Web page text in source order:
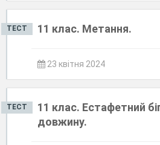
ТЕСТ 11 клас. Метання.
23 квітня 2024
ТЕСТ
11 клас. Естафетний
довжину.